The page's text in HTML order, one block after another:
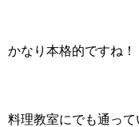
かなり本格的ですね！
料理教室にでも通って